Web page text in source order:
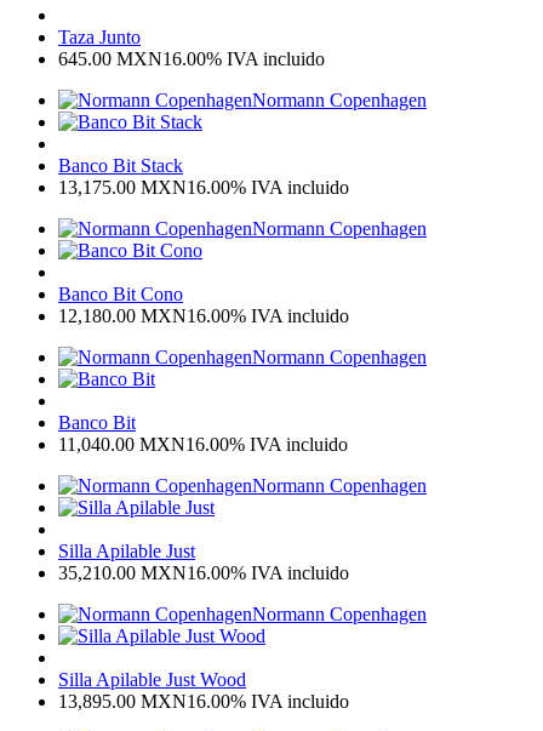
Taza Junto
645.00 MXN16.00% IVA incluido
Normann Copenhagen
Banco Bit Stack
13,175.00 MXN16.00% IVA incluido
Normann Copenhagen
Banco Bit Cono
12,180.00 MXN16.00% IVA incluido
Normann Copenhagen
Banco Bit
11,040.00 MXN16.00% IVA incluido
Normann Copenhagen
Silla Apilable Just
35,210.00 MXN16.00% IVA incluido
Normann Copenhagen
Silla Apilable Just Wood
13,895.00 MXN16.00% IVA incluido